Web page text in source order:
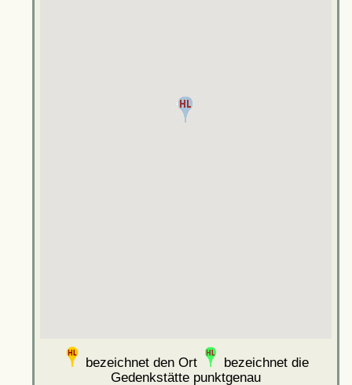
bezeichnet den Ort
bezeichnet die
Gedenkstätte punktgenau